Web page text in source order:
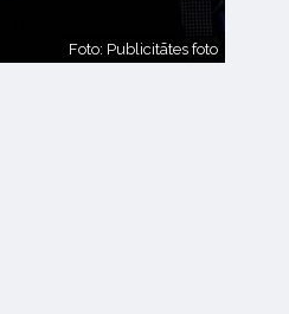
Foto: Publicitātes foto